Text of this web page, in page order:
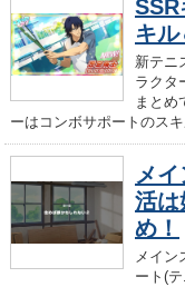
キル
新テニ
ラクタ
まとめ
ーはコンボサポートのス
メ
活は
め！
メイン
ート(